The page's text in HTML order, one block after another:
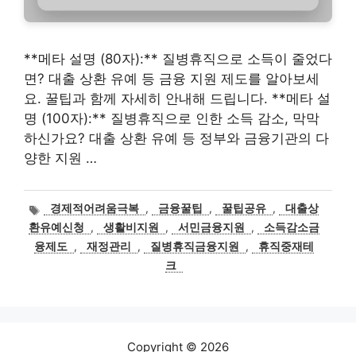
**메타 설명 (80자):** 질병휴직으로 소득이 줄었다
면? 대출 상환 유예 등 금융 지원 제도를 알아보세
요. 꿀팁과 함께 자세히 안내해 드립니다. **메타 설
명 (100자):** 질병휴직으로 인한 소득 감소, 막막
하신가요? 대출 상환 유예 등 정부와 금융기관의 다
양한 지원 …
태
그
경제적어려움극복 , 금융꿀팁 , 꿀팁공유 ,
대출상
환유예신청
, 생활비지원 , 서민금융지원 ,
소득감소금
융제도
, 재정관리 , 질병휴직금융지원 ,
휴직중재테
크
Copyright © 2026